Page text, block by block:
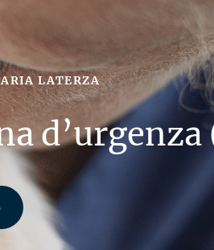
LATERZA
d’urgenza